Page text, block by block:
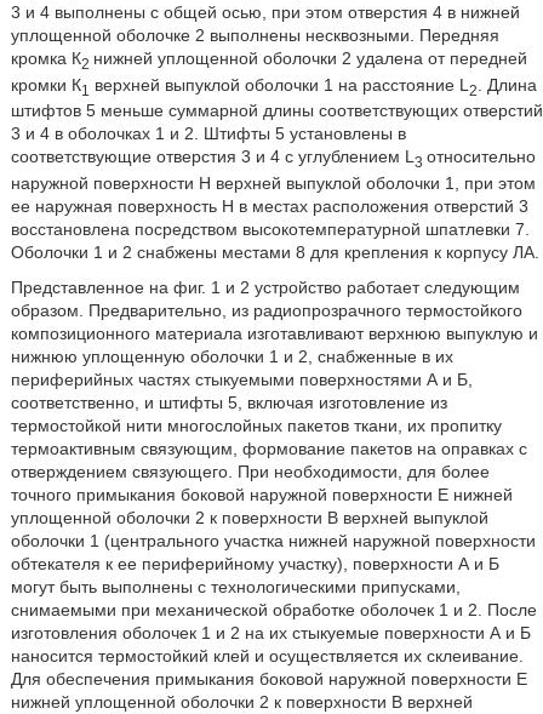
3 и 4 выполнены с общей осью, при этом отверстия 4 в нижней
уплощенной оболочке 2 выполнены несквозными. Передняя
кромка К2 нижней уплощенной оболочки 2 удалена от передней
кромки К1 верхней выпуклой оболочки 1 на расстояние L 2
. Длина
штифтов 5 меньше суммарной длины соответствующих отверстий
3 и 4 в оболочках 1 и 2. Штифты 5 установлены в
соответствующие отверстия 3 и 4 с углублением L3 относительно
наружной поверхности Н верхней выпуклой оболочки 1, при этом
ее наружная поверхность Н в местах расположения отверстий 3
восстановлена посредством высокотемпературной шпатлевки 7.
Оболочки 1 и 2 снабжены местами 8 для крепления к корпусу ЛА.
Представленное на фиг. 1 и 2 устройство работает следующим
образом. Предварительно, из радиопрозрачного термостойкого
композиционного материала изготавливают верхнюю выпуклую и
нижнюю уплощенную оболочки 1 и 2, снабженные в их
периферийных частях стыкуемыми поверхностями А и Б,
соответственно, и штифты 5, включая изготовление из
термостойкой нити многослойных пакетов ткани, их пропитку
термоактивным связующим, формование пакетов на оправках с
отверждением связующего. При необходимости, для более
точного примыкания боковой наружной поверхности Е нижней
уплощенной оболочки 2 к поверхности В верхней выпуклой
оболочки 1 (центрального участка нижней наружной поверхности
обтекателя к ее периферийному участку), поверхности А и Б
могут быть выполнены с технологическими припусками,
снимаемыми при механической обработке оболочек 1 и 2. После
изготовления оболочек 1 и 2 на их стыкуемые поверхности А и Б
наносится термостойкий клей и осуществляется их склеивание.
Для обеспечения примыкания боковой наружной поверхности Е
нижней уплощенной оболочки 2 к поверхности В верхней